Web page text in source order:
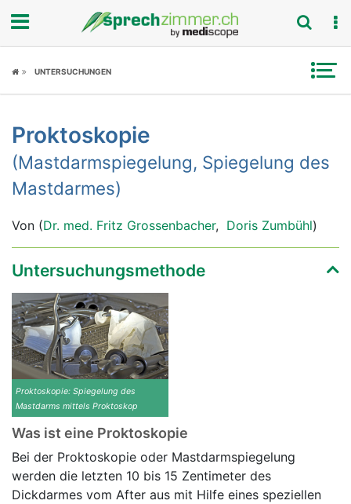
Fokus
Symptome
Untersuchungen
News
Ratgeber
Rubriken
UNTERSUCHUNGEN
Proktoskopie
(Mastdarmspiegelung, Spiegelung des
Mastdarmes)
Von (Dr. med. Fritz Grossenbacher, Doris Zumbühl)
Untersuchungsmethode
Proktoskopie: Spiegelung des
Mastdarms mittels Proktoskop
Was ist eine Proktoskopie
Bei der Proktoskopie oder Mastdarmspiegelung
werden die letzten 10 bis 15 Zentimeter des
Dickdarmes vom After aus mit Hilfe eines speziellen